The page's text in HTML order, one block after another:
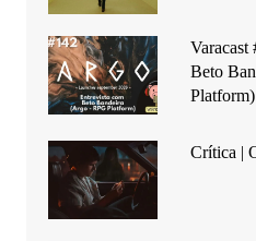
Varacast
Beto
Platform)
Crítica |